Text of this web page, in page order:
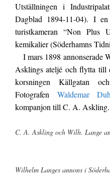
Utställningen i
Dagblad 1894-11-04). I
turistkameran “Non Plus
kemikalier (Söderhamns
I mars 1898 annonserade
Asklings ateljé och flytta till
korsningen Källgatan
Fotografen Waldemar
kompanjon till C. A. Askling.
C. A. Askling och Wilh. Lange
Wilhelm Langes annons i